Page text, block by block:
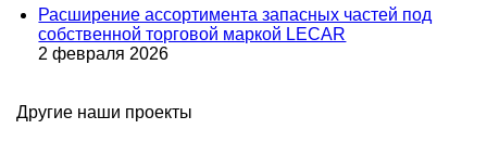
Расширение ассортимента запасных частей под
собственной торговой маркой LECAR
2 февраля 2026
Другие наши проекты